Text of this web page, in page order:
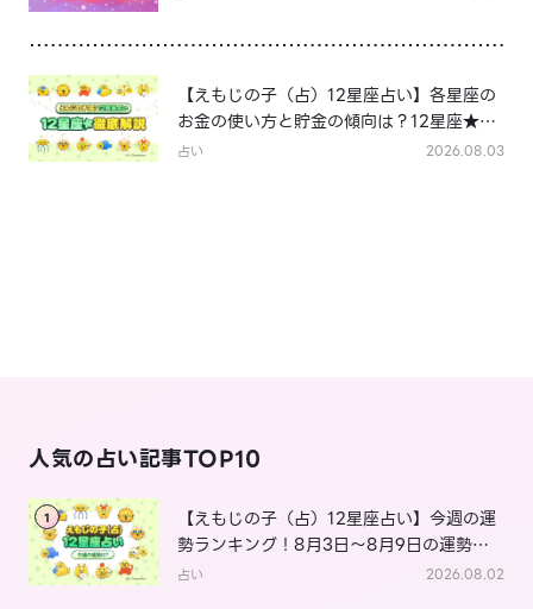
【えもじの子（占）12星座占い】各星座の
お金の使い方と貯金の傾向は？12星座★徹
底解説
占い 2026.08.03
人気の占い記事TOP10
1
【えもじの子（占）12星座占い】今週の運
勢ランキング！8月3日～8月9日の運勢
は？
占い 2026.08.02